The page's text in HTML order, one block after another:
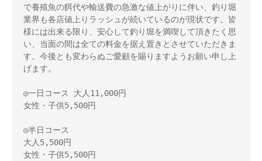
で養殖魚の餌代や輸送費の急激な値上がりに伴い、釣り堀
業界も各店値上りラッシュが続いているのが現状です。皆
様には出来る限り、安心して釣り堀を満喫して頂きたく思
い、当面の間は全ての料金を据え置きとさせていただきま
す。今後とも変わらぬご愛顧を賜りますようお願い申し上
げます。
◎一日コース 大人11,000円
女性・子供5,500円
◎半日コース
大人5,500円
女性・子供5,500円